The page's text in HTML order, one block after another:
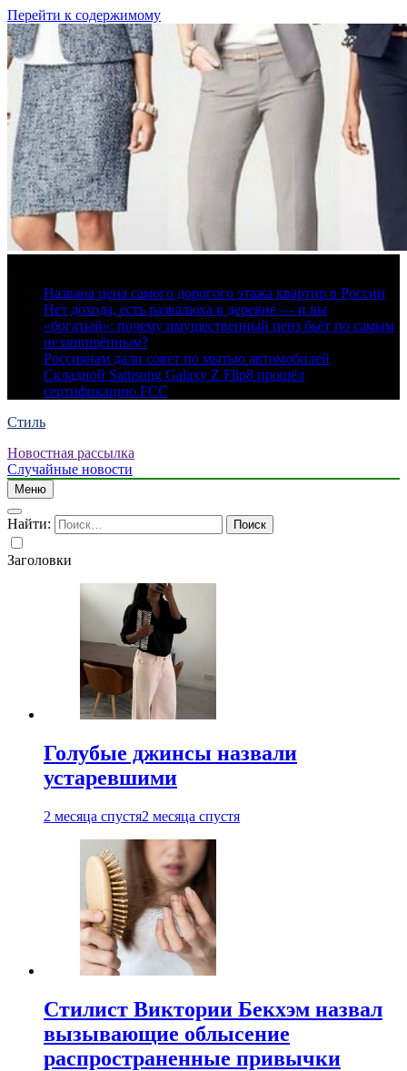
Перейти к содержимому
Названа цена самого дорогого этажа квартир в России
Нет дохода, есть развалюха в деревне — и вы
«богатый»: почему имущественный ценз бьёт по самым
незащищённым?
Россиянам дали совет по мытью автомобилей
Складной Samsung Galaxy Z Flip8 прошёл
сертификацию FCC
Стиль
Новостная рассылка
Случайные новости
Меню
Найти:
Заголовки
Голубые джинсы назвали
устаревшими
2 месяца спустя2 месяца спустя
Стилист Виктории Бекхэм назвал
вызывающие облысение
распространенные привычки